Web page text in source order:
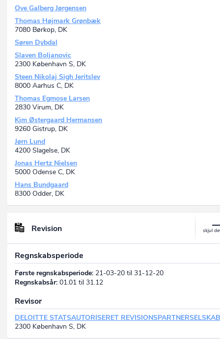
Ove Galberg Jørgensen
Thomas Højmark Grønbæk
7080 Børkop, DK
Søren Dybdal
Slaven Boljanovic
2300 København S, DK
Steen Nikolaj Sigh Jeritslev
8000 Aarhus C, DK
Thomas Egmose Larsen
2830 Virum, DK
Kim Østergaard Hermansen
9260 Gistrup, DK
Jørn Lund
4200 Slagelse, DK
Jonas Hertz Nielsen
5000 Odense C, DK
Hans Bundgaard
8300 Odder, DK
Revision
Regnskabsperiode
Første regnskabsperiode: 21-03-20 til 31-12-20
Regnskabsår: 01.01 til 31.12
Revisor
DELOITTE STATSAUTORISERET REVISIONSPARTNERSELSKAB
2300 København S, DK